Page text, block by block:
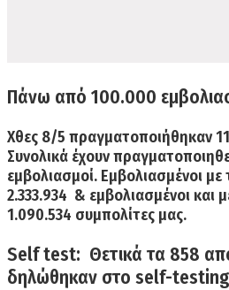
Πάνω από 100.000
Χθες 8/5 πραγματοποιήθηκαν
Συνολικά έχουν
εμβολιασμοί. Εμβολιασμένοι
2.333.934 & εμβολιασμένοι και
1.090.534 συμπολίτες μας.
Self test: Θετικά τα 858
δηλώθηκαν στο self-